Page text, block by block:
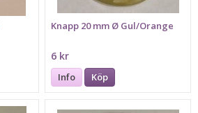
Knapp 20 mm Ø Gul/Orange
6 kr
Info Köp